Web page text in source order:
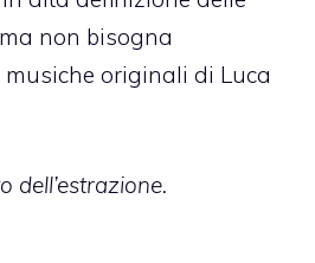
non bisogna
originali di Luca
dell’estrazione.